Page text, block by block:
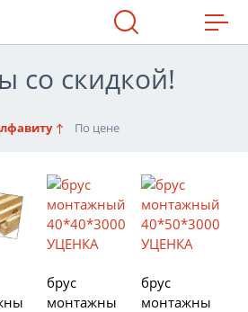
МАХ
со скидкой!
По цене
брус
монтажны
брус
монтажны